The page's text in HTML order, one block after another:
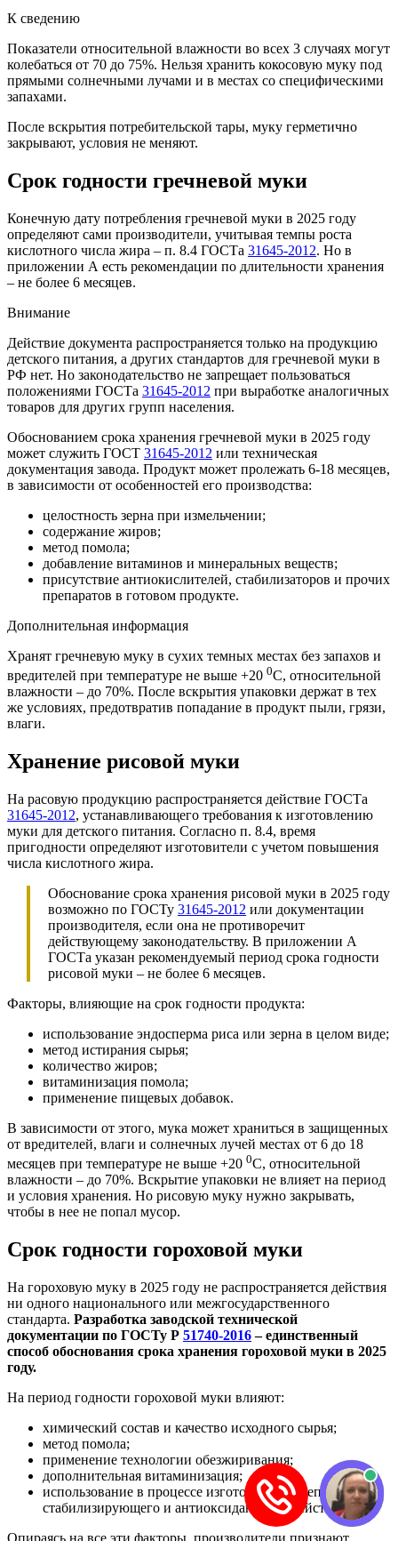
К сведению
Показатели относительной влажности во всех 3 случаях могут
колебаться от 70 до 75%. Нельзя хранить кокосовую муку под
прямыми солнечными лучами и в местах со специфическими
запахами.
После вскрытия потребительской тары, муку герметично
закрывают, условия не меняют.
Срок годности гречневой муки
Конечную дату потребления гречневой муки в 2025 году
определяют сами производители, учитывая темпы роста
кислотного числа жира – п. 8.4 ГОСТа 31645-2012. Но в
приложении А есть рекомендации по длительности хранения
– не более 6 месяцев.
Внимание
Действие документа распространяется только на продукцию
детского питания, а других стандартов для гречневой муки в
РФ нет. Но законодательство не запрещает пользоваться
положениями ГОСТа 31645-2012 при выработке аналогичных
товаров для других групп населения.
Обоснованием срока хранения гречневой муки в 2025 году
может служить ГОСТ 31645-2012 или техническая
документация завода. Продукт может пролежать 6-18 месяцев,
в зависимости от особенностей его производства:
целостность зерна при измельчении;
содержание жиров;
метод помола;
добавление витаминов и минеральных веществ;
присутствие антиокислителей, стабилизаторов и прочих
препаратов в готовом продукте.
Дополнительная информация
Хранят гречневую муку в сухих темных местах без запахов и
вредителей при температуре не выше +20 0С, относительной
влажности – до 70%. После вскрытия упаковки держат в тех
же условиях, предотвратив попадание в продукт пыли, грязи,
влаги.
Хранение рисовой муки
На расовую продукцию распространяется действие ГОСТа
31645-2012, устанавливающего требования к изготовлению
муки для детского питания. Согласно п. 8.4, время
пригодности определяют изготовители с учетом повышения
числа кислотного жира.
Обоснование срока хранения рисовой муки в 2025 году
возможно по ГОСТу 31645-2012 или документации
производителя, если она не противоречит
действующему законодательству. В приложении А
ГОСТа указан рекомендуемый период срока годности
рисовой муки – не более 6 месяцев.
Факторы, влияющие на срок годности продукта:
использование эндосперма риса или зерна в целом виде;
метод истирания сырья;
количество жиров;
витаминизация помола;
применение пищевых добавок.
В зависимости от этого, мука может храниться в защищенных
от вредителей, влаги и солнечных лучей местах от 6 до 18
месяцев при температуре не выше +20 0С, относительной
влажности – до 70%. Вскрытие упаковки не влияет на период
и условия хранения. Но рисовую муку нужно закрывать,
чтобы в нее не попал мусор.
Срок годности гороховой муки
На гороховую муку в 2025 году не распространяется действия
ни одного национального или межгосударственного
стандарта. Разработка заводской технической
документации по ГОСТу Р 51740-2016– единственный
способ обоснования срока хранения гороховой муки в 2025
году.
На период годности гороховой муки влияют:
химический состав и качество исходного сырья;
метод помола;
применение технологии обезжиривания;
дополнительная витаминизация;
использование в процессе изготовления препаратов
стабилизирующего и антиоксидантного действия.
Опираясь на все эти факторы, производители признают